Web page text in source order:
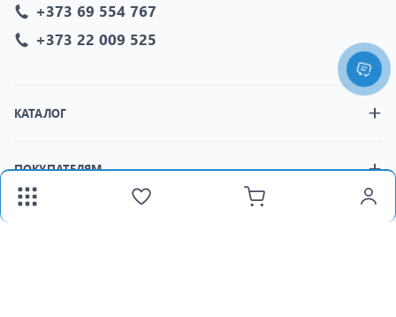
+373 69 554 767
+373 22 009 525
КАТАЛОГ
ПОКУПАТЕЛЯМ